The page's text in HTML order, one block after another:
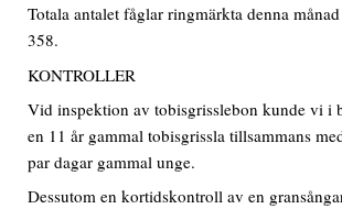
Totala antalet fåglar ringmärkta denna
358.
KONTROLLER
Vid inspektion av tobisgrisslebon kunde vi i
en 11 år gammal tobisgrissla tillsammans
par dagar gammal unge.
Dessutom en kortidskontroll av en